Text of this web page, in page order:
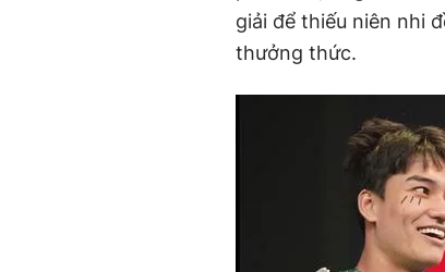
giải để thiếu niên nhi
thưởng thức.